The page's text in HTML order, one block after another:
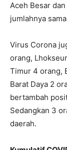
Aceh Besar
jumlahnya
Virus Corona
orang,
Timur 4 orang,
Barat Daya 2
bertambah
Sedangkan 3
daerah.